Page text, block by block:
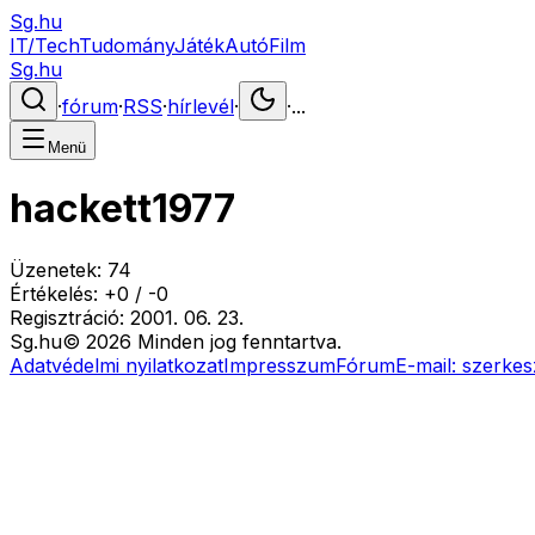
Sg.hu
IT/TechTudományJátékAutóFilm
Sg.hu
·fórum·RSS·hírlevél· ·...
Menü
hackett1977
Üzenetek: 74
Értékelés: +0 / -0
Regisztráció: 2001. 06. 23.
Sg.hu© 2026 Minden jog fenntartva.
Adatvédelmi nyilatkozatImpresszumFórumE-mail: